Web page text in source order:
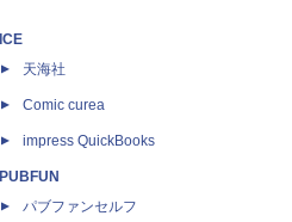
ICE
天海社
Comic curea
impress QuickBooks
PUBFUN
パブファンセルフ